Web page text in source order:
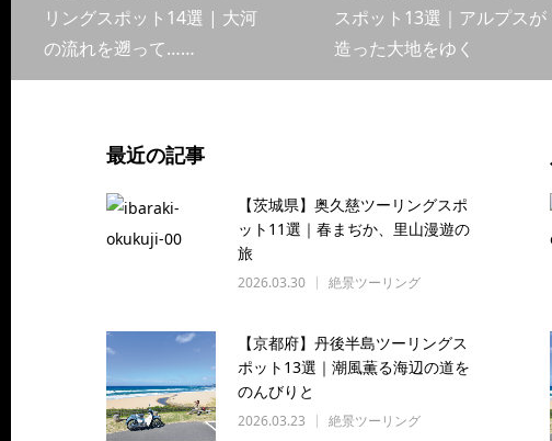
リングスポット14選 | 大河
の流れを遡って……
スポット13選｜アルプスが
造った大地をゆく
最近の記事
【茨城県】奥久慈ツーリングスポ
ット11選｜春まぢか、里山漫遊の
旅
2026.03.30 絶景ツーリング
【京都府】丹後半島ツーリングス
ポット13選｜潮風薫る海辺の道を
のんびりと
2026.03.23 絶景ツーリング